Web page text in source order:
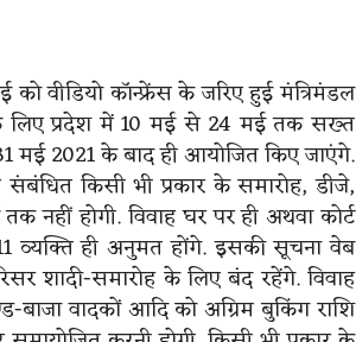
वीडियो कॉन्फ्रेंस के जरिए हुई मंत्रिमंडल
लिए प्रदेश में 10 मई से 24 मई तक सख्त
मई 2021 के बाद ही आयोजित किए जाएंगे.
किसी भी प्रकार के समारोह, डीजे,
नहीं होगी. विवाह घर पर ही अथवा कोर्ट
व्यक्ति ही अनुमत होंगे. इसकी सूचना वेब
शादी-समारोह के लिए बंद रहेंगे. विवाह
वादकों आदि को अग्रिम बुकिंग राशि